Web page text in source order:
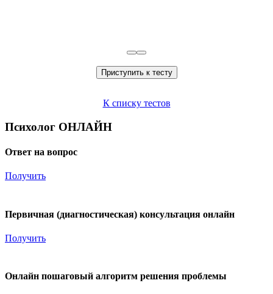
Приступить к тесту
К списку тестов
Психолог ОНЛАЙН
Ответ на вопрос
Получить
Первичная (диагностическая) консультация онлайн
Получить
Онлайн пошаговый алгоритм решения проблемы